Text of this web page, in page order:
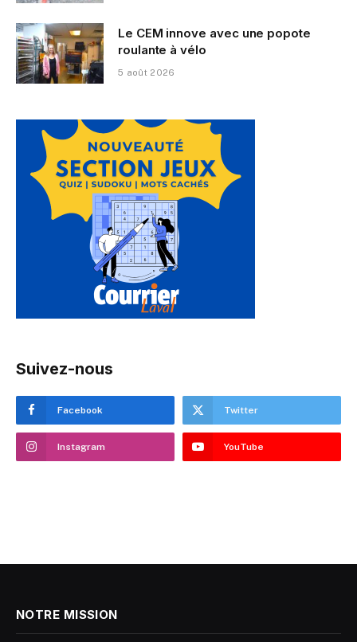
Le CEM innove avec une popote
roulante à vélo
5 août 2026
Suivez-nous
Facebook Twitter
Instagram YouTube
NOTRE MISSION